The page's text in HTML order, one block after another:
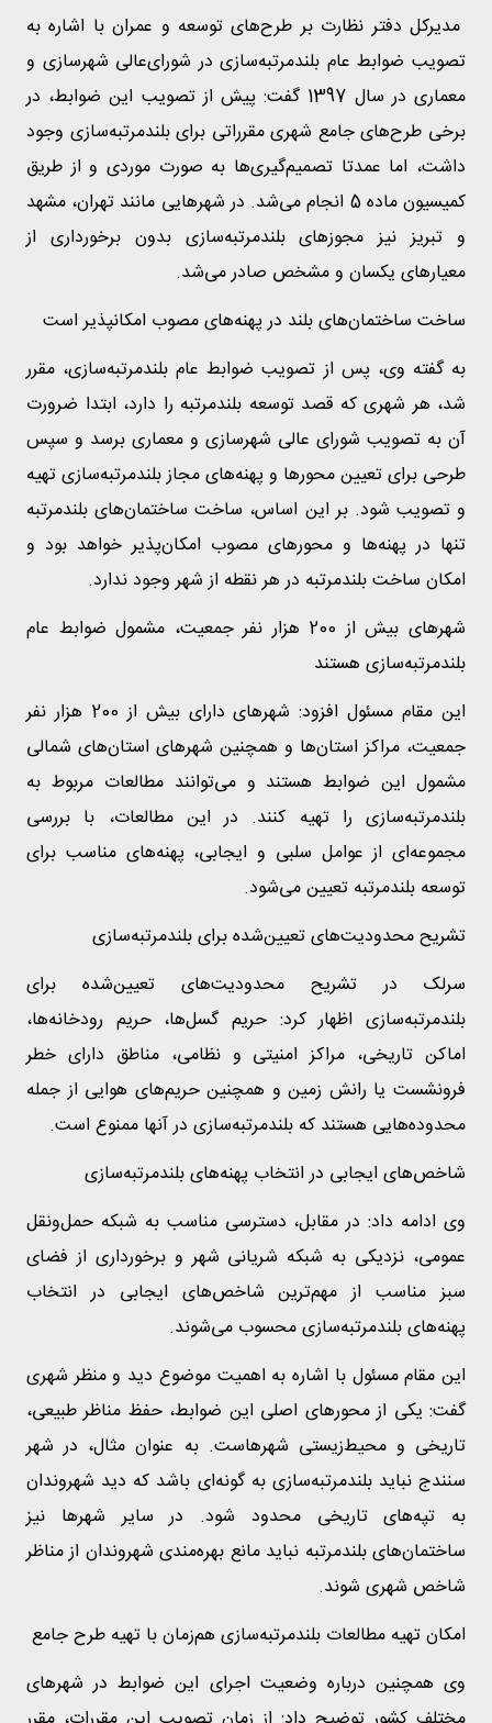
مدیرکل دفتر نظارت بر طرح‌های توسعه و عمران با اشاره به
تصویب ضوابط عام بلندمرتبه‌سازی در شورای‌عالی شهرسازی و
معماری در سال 1397 گفت: پیش از تصویب این ضوابط، در
برخی طرح‌های جامع شهری مقرراتی برای بلندمرتبه‌سازی وجود
داشت، اما عمدتا تصمیم‌گیری‌ها به صورت موردی و از طریق
کمیسیون ماده 5 انجام می‌شد. در شهرهایی مانند تهران، مشهد
و تبریز نیز مجوزهای بلندمرتبه‌سازی بدون برخورداری از
معیارهای یکسان و مشخص صادر می‌شد.
ساخت ساختمان‌های بلند در پهنه‌های مصوب امکانپذیر است
به گفته وی، پس از تصویب ضوابط عام بلندمرتبه‌سازی، مقرر
شد، هر شهری که قصد توسعه بلندمرتبه را دارد، ابتدا ضرورت
آن به تصویب شورای عالی شهرسازی و معماری برسد و سپس
طرحی برای تعیین محورها و پهنه‌های مجاز بلندمرتبه‌سازی تهیه
و تصویب شود. بر این اساس، ساخت ساختمان‌های بلندمرتبه
تنها در پهنه‌ها و محورهای مصوب امکان‌پذیر خواهد بود و
امکان ساخت بلندمرتبه در هر نقطه از شهر وجود ندارد.
شهرهای بیش از 200 هزار نفر جمعیت، مشمول ضوابط عام
بلندمرتبه‌سازی هستند
این مقام مسئول افزود: شهرهای دارای بیش از 200 هزار نفر
جمعیت، مراکز استان‌ها و همچنین شهرهای استان‌های شمالی
مشمول این ضوابط هستند و می‌توانند مطالعات مربوط به
بلندمرتبه‌سازی را تهیه کنند. در این مطالعات، با بررسی
مجموعه‌ای از عوامل سلبی و ایجابی، پهنه‌های مناسب برای
توسعه بلندمرتبه تعیین می‌شود.
تشریح محدودیت‌های تعیین‌شده برای بلندمرتبه‌سازی
سرلک در تشریح محدودیت‌های تعیین‌شده برای
بلندمرتبه‌سازی اظهار کرد: حریم گسل‌ها، حریم رودخانه‌ها،
اماکن تاریخی، مراکز امنیتی و نظامی، مناطق دارای خطر
فرونشست یا رانش زمین و همچنین حریم‌های هوایی از جمله
محدوده‌هایی هستند که بلندمرتبه‌سازی در آنها ممنوع است.
شاخص‌های ایجابی در انتخاب پهنه‌های بلندمرتبه‌سازی
وی ادامه داد: در مقابل، دسترسی مناسب به شبکه حمل‌ونقل
عمومی، نزدیکی به شبکه شریانی شهر و برخورداری از فضای
سبز مناسب از مهم‌ترین شاخص‌های ایجابی در انتخاب
پهنه‌های بلندمرتبه‌سازی محسوب می‌شوند.
این مقام مسئول با اشاره به اهمیت موضوع دید و منظر شهری
گفت: یکی از محورهای اصلی این ضوابط، حفظ مناظر طبیعی،
تاریخی و محیط‌زیستی شهرهاست. به عنوان مثال، در شهر
سنندج نباید بلندمرتبه‌سازی به گونه‌ای باشد که دید شهروندان
به تپه‌های تاریخی محدود شود. در سایر شهرها نیز
ساختمان‌های بلندمرتبه نباید مانع بهره‌مندی شهروندان از مناظر
شاخص شهری شوند.
امکان تهیه مطالعات بلندمرتبه‌سازی هم‌زمان با تهیه طرح جامع
وی همچنین درباره وضعیت اجرای این ضوابط در شهرهای